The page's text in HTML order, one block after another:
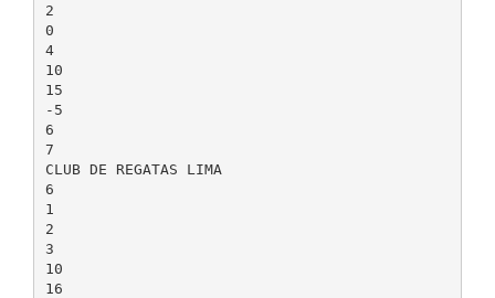
2
0
4
10
15
-5
6
7
CLUB DE REGATAS LIMA
6
1
2
3
10
16